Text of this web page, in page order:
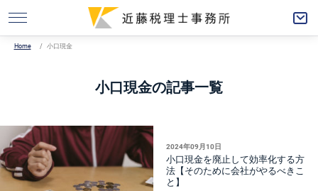
Home 小口現金
小口現金の記事一覧
2024年09月10日
小口現金を廃止して効率化する方
法【そのために会社がやるべきこ
と】